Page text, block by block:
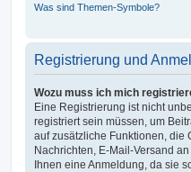
Was sind Themen-Symbole?
Registrierung und
Wozu muss ich mich
Eine Registrierung ist nicht
registriert sein müssen, um
auf zusätzliche Funktionen, die
Nachrichten, E-Mail-Versand
Ihnen eine Anmeldung, da sie